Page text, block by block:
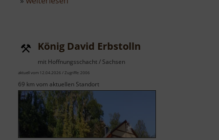
König David Erbstolln
mit Hoffnungsschacht / Sachsen
aktuell vom 12.04.2026 / Zugriffe: 2006
69 km vom aktuellen Standort